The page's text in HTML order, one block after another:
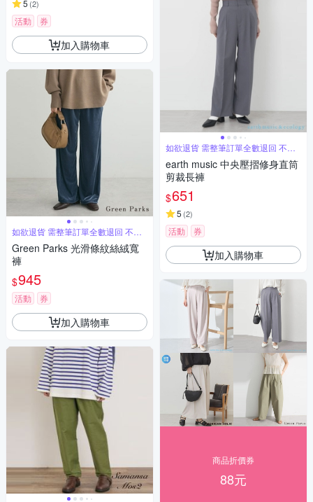
5 (2)
活動 券
加入購物車
如欲退貨 需整筆訂單全數退回 不能
單退
Green Parks 光滑條紋絲絨寬
褲
$945
活動 券
加入購物車
如欲退貨 需整筆訂單全數退回 不能
單退
earth music 中央壓摺修身直筒
剪裁長褲
$651
5 (2)
活動 券
加入購物車
商品折價券
88元